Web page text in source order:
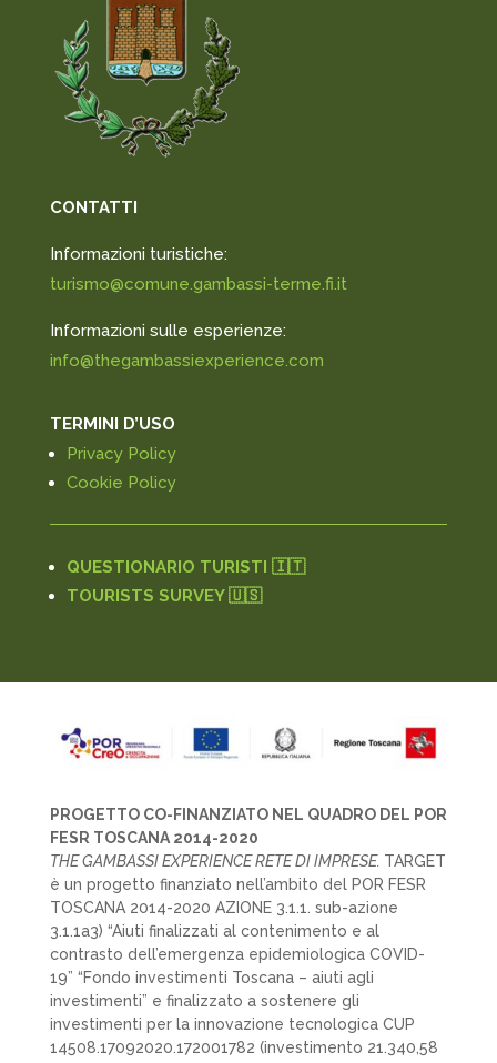
CONTATTI
Informazioni turistiche:
turismo@comune.gambassi-terme.fi.it
Informazioni sulle esperienze:
info@thegambassiexperience.com
TERMINI D’USO
Privacy Policy
Cookie Policy
QUESTIONARIO TURISTI 🇮🇹
TOURISTS SURVEY 🇺🇸
PROGETTO CO-FINANZIATO NEL QUADRO DEL POR
FESR TOSCANA 2014-2020
THE GAMBASSI EXPERIENCE RETE DI IMPRESE. TARGET
è un progetto finanziato nell’ambito del POR FESR
TOSCANA 2014-2020 AZIONE 3.1.1. sub-azione
3.1.1a3) “Aiuti finalizzati al contenimento e al
contrasto dell’emergenza epidemiologica COVID-
19” “Fondo investimenti Toscana – aiuti agli
investimenti” e finalizzato a sostenere gli
investimenti per la innovazione tecnologica CUP
14508.17092020.172001782 (investimento 21.340,58